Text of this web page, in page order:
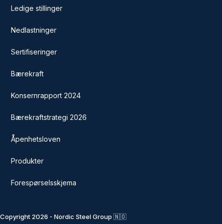
Ledige stillinger
Nedlastninger
Sertifiseringer
Bærekraft
Konsernrapport 2024
Bærekraftstrategi 2026
Åpenhetsloven
Produkter
Forespørselsskjema
Copyright 2026 - Nordic Steel Group 🇳🇴